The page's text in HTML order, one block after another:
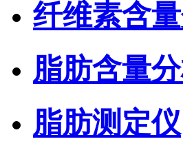
纤维素含
脂肪含量
脂肪测定仪